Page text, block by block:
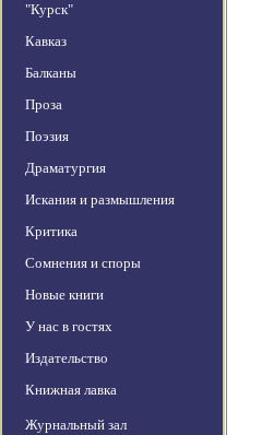
"Курск"
Кавказ
Балканы
Проза
Поэзия
Драматургия
Искания и размышления
Критика
Сомнения и споры
Новые книги
У нас в гостях
Издательство
Книжная лавка
Журнальный зал